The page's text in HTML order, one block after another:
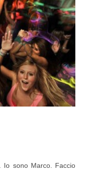
Io sono Marco. Faccio